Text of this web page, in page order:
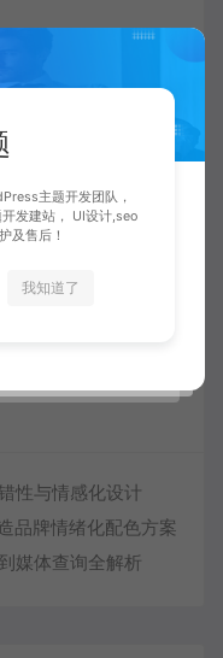
性与情感化设计
品牌情绪化配色方案
媒体查询全解析
主题开发团队，
发建站， UI设计,seo
及售后！
我知道了